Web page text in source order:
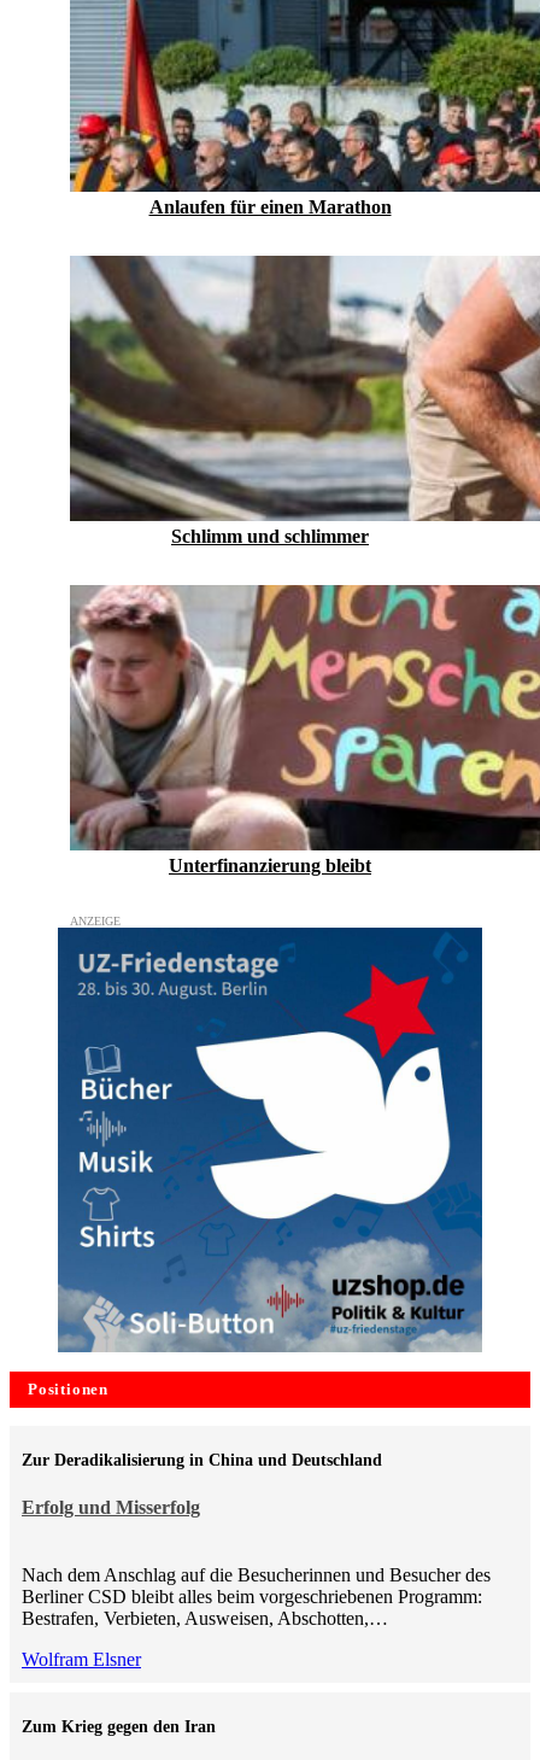
Anlaufen für einen Marathon
Schlimm und schlimmer
Unterfinanzierung bleibt
Positionen
Erfolg und Misserfolg
Zur Deradikalisierung in China und Deutschland
Nach dem Anschlag auf die Besucherinnen und Besucher des
Berliner CSD bleibt alles beim vorgeschriebenen Programm:
Bestrafen, Verbieten, Ausweisen, Abschotten,…
Wolfram Elsner
Zum Krieg gegen den Iran